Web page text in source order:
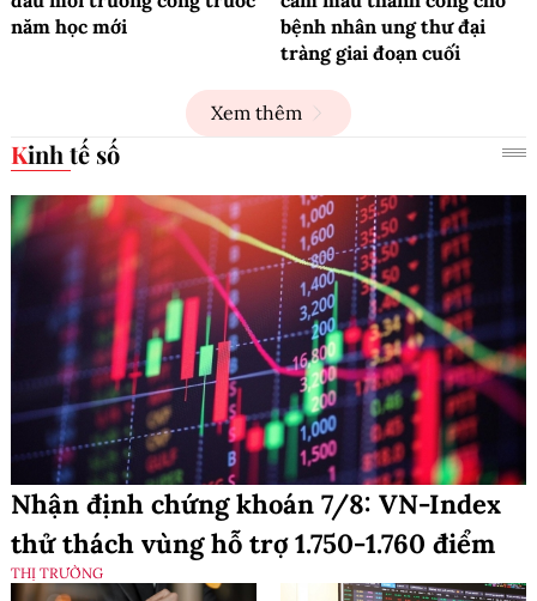
năm học mới
bệnh nhân ung thư đại
tràng giai đoạn cuối
Xem thêm
Kinh tế số
Nhận định chứng khoán 7/8: VN-Index
thử thách vùng hỗ trợ 1.750-1.760 điểm
THỊ TRƯỜNG